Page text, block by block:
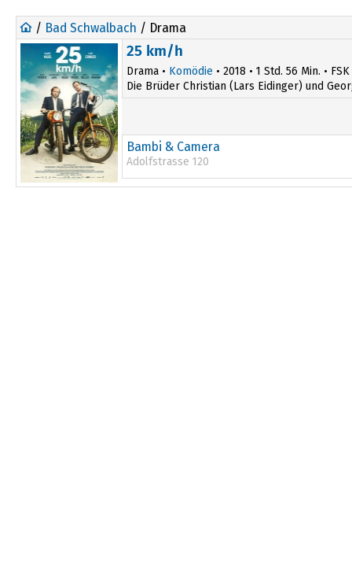
/ Bad Schwalbach / Drama
25 km/h
Drama • Komödie • 2018 • 1 Std. 56 Min. •
Die Brüder Christian (Lars Eidinger) und
Bambi & Camera
Adolfstrasse 120